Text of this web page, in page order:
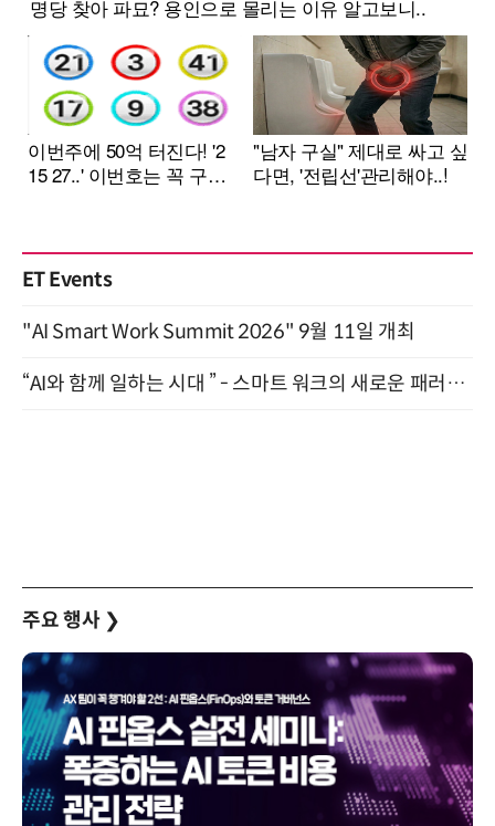
ET Events
"AI Smart Work Summit 2026" 9월 11일 개최
“AI와 함께 일하는 시대 ” - 스마트 워크의 새로운 패러다임 (9/11)
주요 행사 ❯